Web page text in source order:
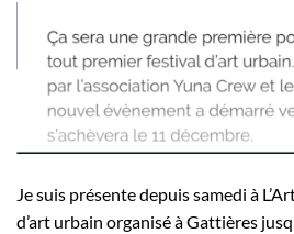
Je suis présente depuis samedi à
d’art urbain organisé à Gattières